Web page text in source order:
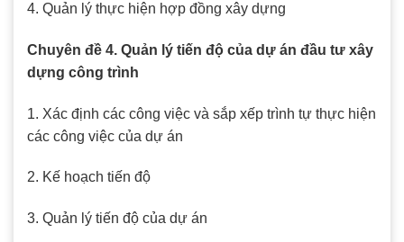
4. Quản lý thực hiện hợp đồng xây dựng
Chuyên đề 4. Quản lý tiến độ của dự án đầu tư xây
dựng công trình
1. Xác định các công việc và sắp xếp trình tự thực hiện
các công việc của dự án
2. Kế hoạch tiến độ
3. Quản lý tiến độ của dự án